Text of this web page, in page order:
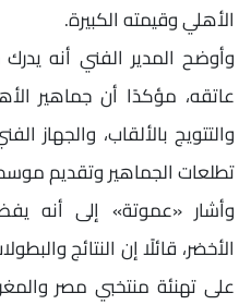
الأهلي وقيمته الكبيرة.
وأوضح المدير الفني أنه
عاتقه، مؤكدًا أن جماهير
والتتويج بالألقاب، والجهاز
تطلعات الجماهير وتقديم
وأشار «عموتة» إلى أنه
الأخضر، قائلًا إن النتائج
على تهنئة منتخبي مصر